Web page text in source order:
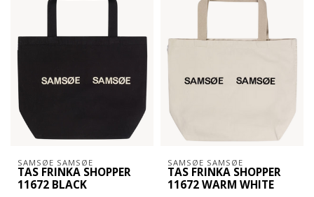
SAMSØE SAMSØE
TAS FRINKA SHOPPER
11672 BLACK
SAMSØE SAMSØE
TAS FRINKA SHOPPER
11672 WARM WHITE